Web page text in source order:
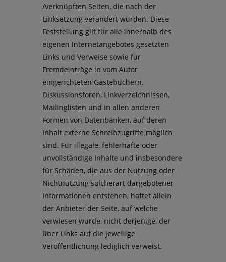
/verknüpften Seiten, die nach der
Linksetzung verändert wurden. Diese
Feststellung gilt für alle innerhalb des
eigenen Internetangebotes gesetzten
Links und Verweise sowie für
Fremdeinträge in vom Autor
eingerichteten Gästebüchern,
Diskussionsforen, Linkverzeichnissen,
Mailinglisten und in allen anderen
Formen von Datenbanken, auf deren
Inhalt externe Schreibzugriffe möglich
sind. Für illegale, fehlerhafte oder
unvollständige Inhalte und insbesondere
für Schäden, die aus der Nutzung oder
Nichtnutzung solcherart dargebotener
Informationen entstehen, haftet allein
der Anbieter der Seite, auf welche
verwiesen wurde, nicht derjenige, der
über Links auf die jeweilige
Veröffentlichung lediglich verweist.